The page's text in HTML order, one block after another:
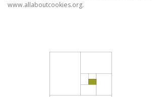
www.allaboutcookies.org.